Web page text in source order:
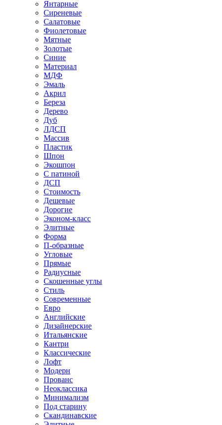
Янтарные
Сиреневые
Салатовые
Фиолетовые
Мятные
Золотые
Синие
Материал
МДФ
Эмаль
Акрил
Береза
Дерево
Дуб
ЛДСП
Массив
Пластик
Шпон
Экошпон
С патиной
ДСП
Стоимость
Дешевые
Дорогие
Эконом-класс
Элитные
Форма
П-образные
Угловые
Прямые
Радиусные
Скошенные углы
Стиль
Современные
Евро
Английские
Дизайнерские
Итальянские
Кантри
Классические
Лофт
Модерн
Прованс
Неоклассика
Минимализм
Под старину
Скандинавские